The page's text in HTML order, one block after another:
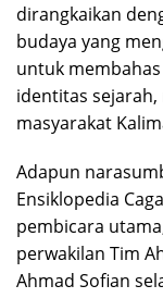
dirangkaikan
budaya yang
untuk
identitas
masyarakat
Adapun
Ensiklopedia
pembicara
perwakilan Tim
Ahmad Sofian